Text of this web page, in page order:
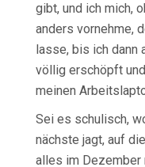
gibt, und ich mich,
anders vornehme,
lasse, bis ich dann
völlig erschöpft
meinen
Sei es schulisch,
nächste jagt, auf
alles im Dezember